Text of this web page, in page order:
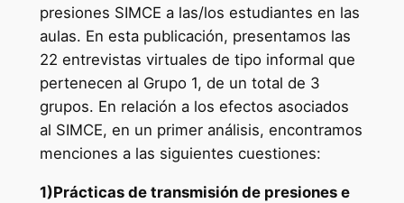
presiones SIMCE a las/los estudiantes en las
aulas. En esta publicación, presentamos las
22 entrevistas virtuales de tipo informal que
pertenecen al Grupo 1, de un total de 3
grupos. En relación a los efectos asociados
al SIMCE, en un primer análisis, encontramos
menciones a las siguientes cuestiones:
1)Prácticas de transmisión de presiones e